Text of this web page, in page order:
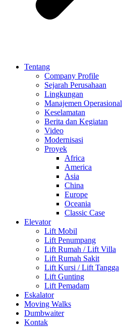
Tentang
Company Profile
Sejarah Perusahaan
Lingkungan
Manajemen Operasional
Keselamatan
Berita dan Kegiatan
Video
Modernisasi
Proyek
Africa
America
Asia
China
Europe
Oceania
Classic Case
Elevator
Lift Mobil
Lift Penumpang
Lift Rumah / Lift Villa
Lift Rumah Sakit
Lift Kursi / Lift Tangga
Lift Gunting
Lift Pemadam
Eskalator
Moving Walks
Dumbwaiter
Kontak